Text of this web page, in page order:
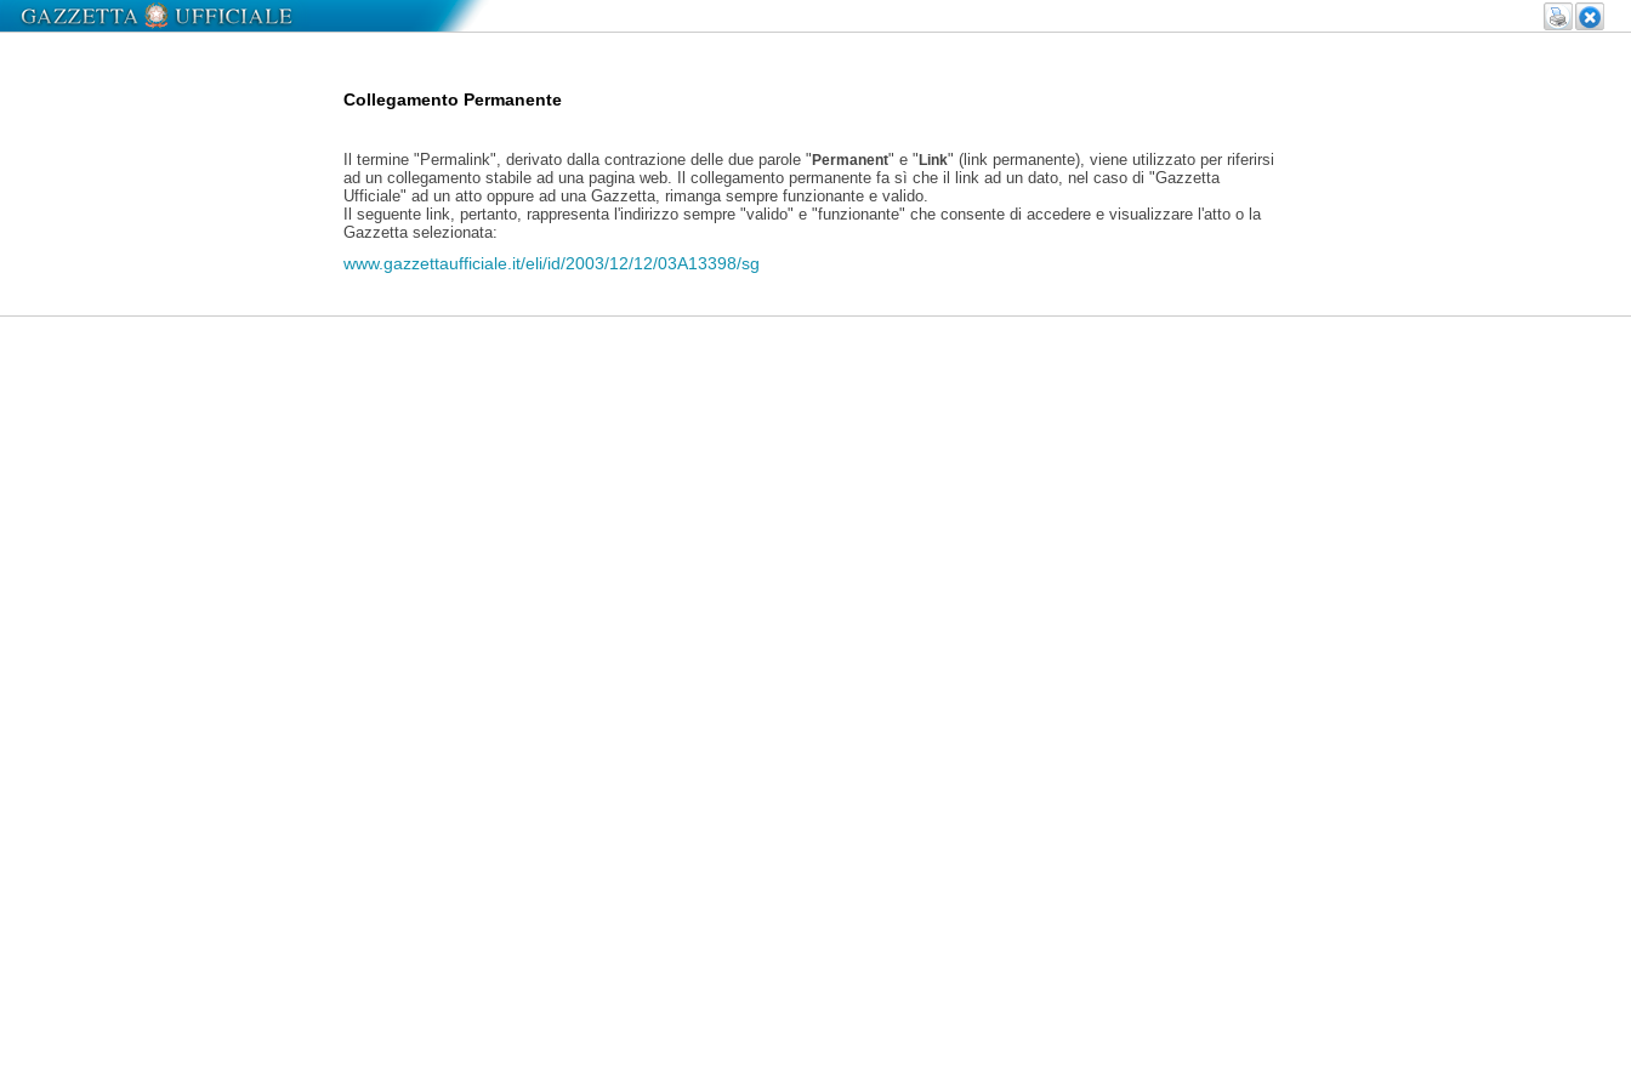
Collegamento Permanente
Il termine "Permalink", derivato dalla contrazione delle due parole "Permanent" e "Link" (link permanente), viene utilizzato per riferirsi
ad un collegamento stabile ad una pagina web. Il collegamento permanente fa sì che il link ad un dato, nel caso di "Gazzetta
Ufficiale" ad un atto oppure ad una Gazzetta, rimanga sempre funzionante e valido.
Il seguente link, pertanto, rappresenta l'indirizzo sempre "valido" e "funzionante" che consente di accedere e visualizzare l'atto o la
Gazzetta selezionata:
www.gazzettaufficiale.it/eli/id/2003/12/12/03A13398/sg